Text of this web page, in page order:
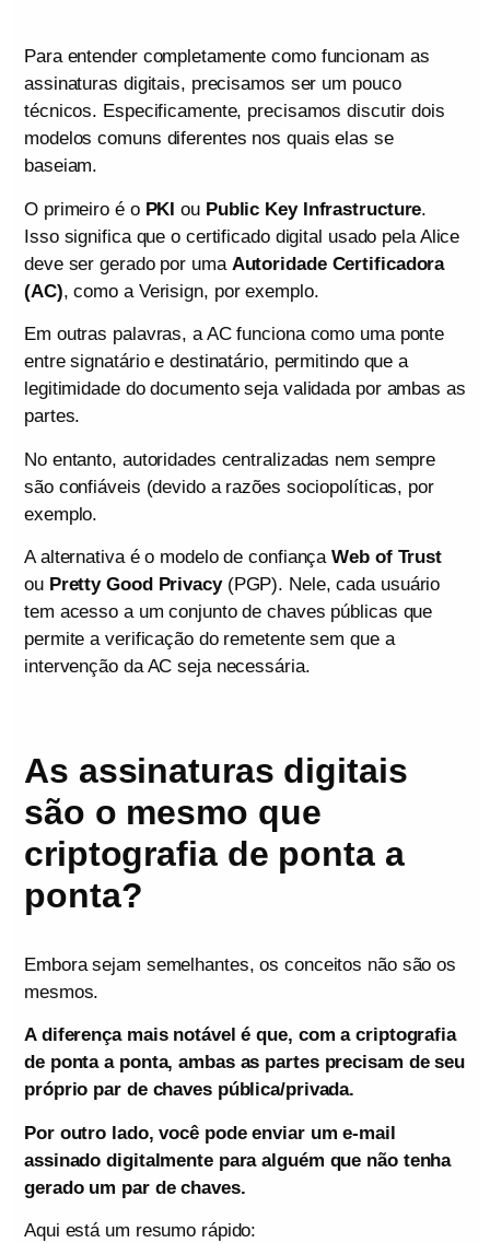
Para entender completamente como funcionam as
assinaturas digitais, precisamos ser um pouco
técnicos. Especificamente, precisamos discutir dois
modelos comuns diferentes nos quais elas se
baseiam.
O primeiro é o PKI ou Public Key Infrastructure.
Isso significa que o certificado digital usado pela Alice
deve ser gerado por uma Autoridade Certificadora
(AC), como a Verisign, por exemplo.
Em outras palavras, a AC funciona como uma ponte
entre signatário e destinatário, permitindo que a
legitimidade do documento seja validada por ambas as
partes.
No entanto, autoridades centralizadas nem sempre
são confiáveis (devido a razões sociopolíticas, por
exemplo.
A alternativa é o modelo de confiançaWeb of Trust
ou Pretty Good Privacy (PGP). Nele, cada usuário
tem acesso a um conjunto de chaves públicas que
permite a verificação do remetente sem que a
intervenção da AC seja necessária.
As assinaturas digitais
são o mesmo que
criptografia de ponta a
ponta?
Embora sejam semelhantes, os conceitos não são os
mesmos.
A diferença mais notável é que, com a criptografia
de ponta a ponta, ambas as partes precisam de seu
próprio par de chaves pública/privada.
Por outro lado, você pode enviar um e-mail
assinado digitalmente para alguém que não tenha
gerado um par de chaves.
Aqui está um resumo rápido: